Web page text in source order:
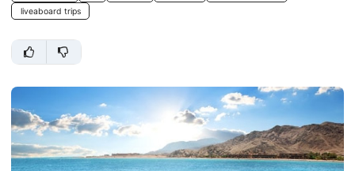
liveaboard trips